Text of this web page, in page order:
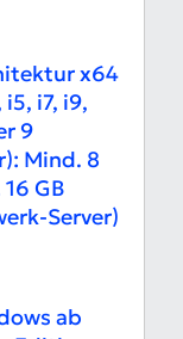
x64
i7, i9,
9
Mind. 8
GB
Server)
ab